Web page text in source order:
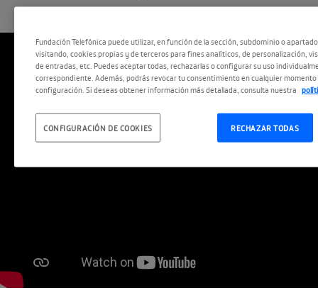
Fundación Telefónica puede utilizar, en función de la sección, subdominio o
visitando, cookies propias y de terceros para fines analíticos, de personalización,
de entradas, etc. Puedes aceptar todas, rechazarlas o configurar su uso
correspondiente. Además, podrás revocar tu consentimiento en cualquier momento
configuración. Si deseas obtener información más detallada, consulta nuestra
RECHAZAR TODAS
CONFIGURACIÓN DE COOKIES